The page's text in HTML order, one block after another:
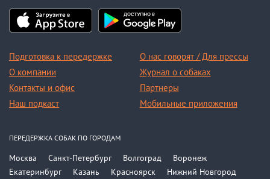
Подготовка к передержке
О компании
Контакты и офис
Наш подкаст
О нас говорят / Для прессы
Журнал о собаках
Партнеры
Мобильные приложения
ПЕРЕДЕРЖКА СОБАК ПО ГОРОДАМ
Москва Санкт-Петербург Волгоград
Воронеж
Екатеринбург
Казань Красноярск Нижний Новгород